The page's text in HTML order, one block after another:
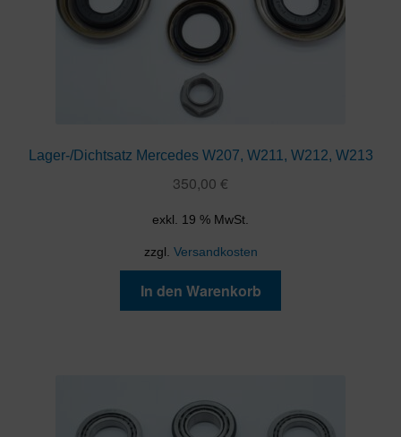
Lager-/Dichtsatz Mercedes W207, W211, W212, W213
350,00 €
exkl. 19 % MwSt.
zzgl. Versandkosten
In den Warenkorb